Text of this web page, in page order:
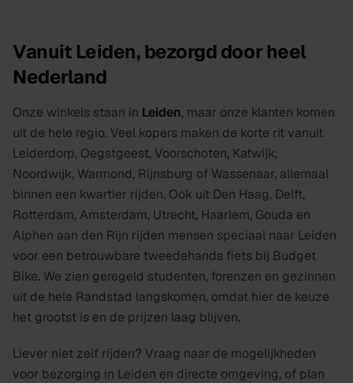
Vanuit Leiden, bezorgd door heel
Nederland
Onze winkels staan in Leiden, maar onze klanten komen
uit de hele regio. Veel kopers maken de korte rit vanuit
Leiderdorp, Oegstgeest, Voorschoten, Katwijk,
Noordwijk, Warmond, Rijnsburg of Wassenaar, allemaal
binnen een kwartier rijden. Ook uit Den Haag, Delft,
Rotterdam, Amsterdam, Utrecht, Haarlem, Gouda en
Alphen aan den Rijn rijden mensen speciaal naar Leiden
voor een betrouwbare tweedehands fiets bij Budget
Bike. We zien geregeld studenten, forenzen en gezinnen
uit de hele Randstad langskomen, omdat hier de keuze
het grootst is en de prijzen laag blijven.
Liever niet zelf rijden? Vraag naar de mogelijkheden
voor bezorging in Leiden en directe omgeving, of plan